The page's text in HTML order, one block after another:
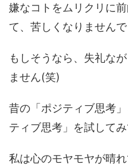
嫌なコトをムリクリに
て、苦しくなりませんで
もしそうなら、失礼な
ません(笑)
昔の「ポジティブ思考
ティブ思考」を試してみ
私は心のモヤモヤが晴